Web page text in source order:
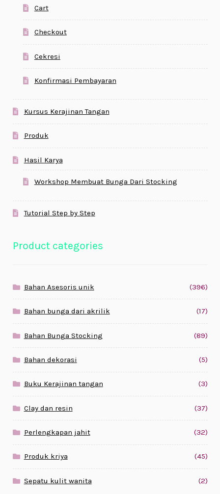
Cart
Checkout
Cekresi
Konfirmasi Pembayaran
Kursus Kerajinan Tangan
Produk
Hasil Karya
Workshop Membuat Bunga Dari Stocking
Tutorial Step by Step
Product categories
Bahan Asesoris unik (396)
Bahan bunga dari akrilik (17)
Bahan Bunga Stocking (89)
Bahan dekorasi (5)
Buku Kerajinan tangan (3)
Clay dan resin (37)
Perlengkapan jahit (32)
Produk kriya (45)
Sepatu kulit wanita (2)